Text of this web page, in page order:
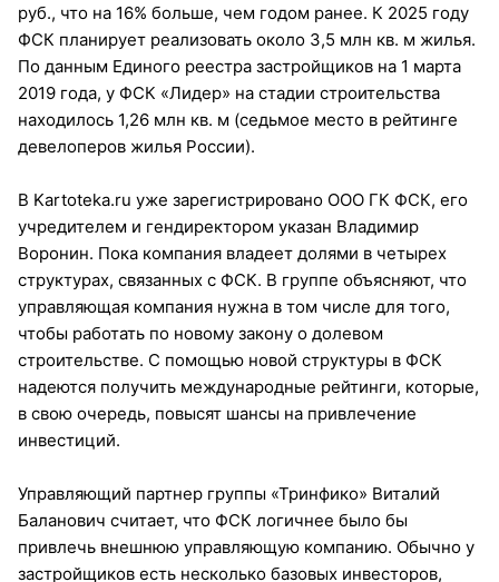
руб., что на 16% больше, чем годом ранее. К 2025 году
ФСК планирует реализовать около 3,5 млн кв. м жилья.
По данным Единого реестра застройщиков на 1 марта
2019 года, у ФСК «Лидер» на стадии строительства
находилось 1,26 млн кв. м (седьмое место в рейтинге
девелоперов жилья России).
В Kartoteka.ru уже зарегистрировано ООО ГК ФСК, его
учредителем и гендиректором указан Владимир
Воронин. Пока компания владеет долями в четырех
структурах, связанных с ФСК. В группе объясняют, что
управляющая компания нужна в том числе для того,
чтобы работать по новому закону о долевом
строительстве. С помощью новой структуры в ФСК
надеются получить международные рейтинги, которые,
в свою очередь, повысят шансы на привлечение
инвестиций.
Управляющий партнер группы «Тринфико» Виталий
Баланович считает, что ФСК логичнее было бы
привлечь внешнюю управляющую компанию. Обычно у
застройщиков есть несколько базовых инвесторов,